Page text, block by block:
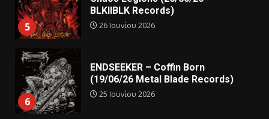
5
BLKIIBLK Records)
26 Ιουνίου 2026
6
ENDSEEKER – Coffin Born
(19/06/26 Metal Blade Records)
25 Ιουνίου 2026